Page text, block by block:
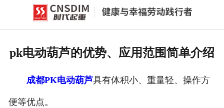
网站首页
pk电动葫芦的优势、应用范围简单介绍
成都PK电动葫芦具有体积小、重量轻、操作方
便等优点。